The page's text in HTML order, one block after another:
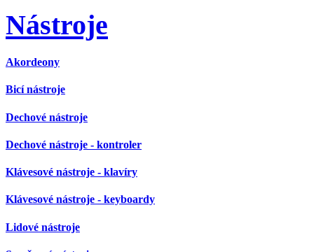
Nástroje
Akordeony
Bicí nástroje
Dechové nástroje
Dechové nástroje - kontroler
Klávesové nástroje - klavíry
Klávesové nástroje - keyboardy
Lidové nástroje